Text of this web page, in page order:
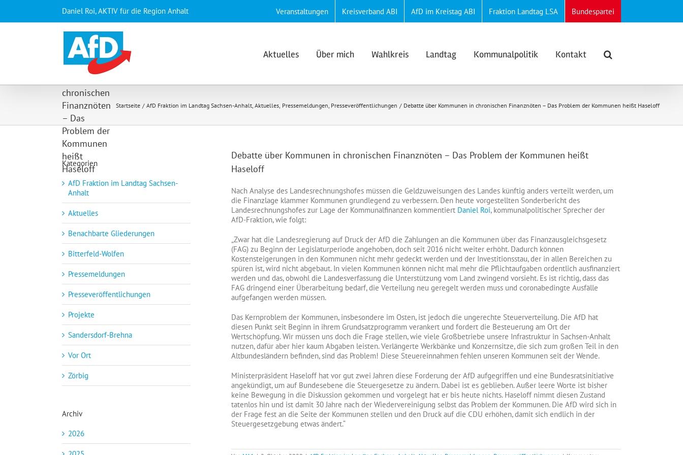
springen
Daniel Roi, AKTIV für die Region Anhalt Veranstaltungen Kreisverband ABI AfD im Kreistag ABI Fraktion Landtag LSA Bundespartei
Aktuelles Über mich Wahlkreis Landtag Kommunalpolitik Kontakt
Debatte
über
Kommunen
chronischen
Finanznöten
– Das
Problem der
Kommunen
heißt
Haseloff
Startseite AfD Fraktion im Landtag Sachsen-Anhalt Aktuelles Pressemeldungen Presseveröffentlichungen Debatte über Kommunen in chronischen Finanznöten – Das Problem der Kommunen heißt Haseloff
Debatte über Kommunen in chronischen Finanznöten – Das Problem der Kommunen heißt
Haseloff
Nach Analyse des Landesrechnungshofes müssen die Geldzuweisungen des Landes künftig anders verteilt werden, um
die Finanzlage klammer Kommunen grundlegend zu verbessern. Den heute vorgestellten Sonderbericht des
Landesrechnungshofes zur Lage der Kommunalfinanzen kommentiert Daniel Roi, kommunalpolitischer Sprecher der
AfD-Fraktion, wie folgt:
„Zwar hat die Landesregierung auf Druck der AfD die Zahlungen an die Kommunen über das Finanzausgleichsgesetz
(FAG) zu Beginn der Legislaturperiode angehoben, doch seit 2016 nicht weiter erhöht. Dadurch können
Kostensteigerungen in den Kommunen nicht mehr gedeckt werden und der Investitionsstau, der in allen Bereichen zu
spüren ist, wird nicht abgebaut. In vielen Kommunen können nicht mal mehr die Pflichtaufgaben ordentlich ausfinanziert
werden und das, obwohl die Landesverfassung die Unterstützung vom Land zwingend vorsieht. Es ist richtig, dass das
FAG dringend einer Überarbeitung bedarf, die Verteilung neu geregelt werden muss und coronabedingte Ausfälle
aufgefangen werden müssen.
Das Kernproblem der Kommunen, insbesondere im Osten, ist jedoch die ungerechte Steuerverteilung. Die AfD hat
diesen Punkt seit Beginn in ihrem Grundsatzprogramm verankert und fordert die Besteuerung am Ort der
Wertschöpfung. Wir müssen uns doch die Frage stellen, wie viele Großbetriebe unsere Infrastruktur in Sachsen-Anhalt
nutzen, dafür aber hier kaum Abgaben leisten. Verlängerte Werkbänke und Konzernsitze, die sich zum großen Teil in den
Altbundesländern befinden, sind das Problem! Diese Steuereinnahmen fehlen unseren Kommunen seit der Wende.
Ministerpräsident Haseloff hat vor gut zwei Jahren diese Forderung der AfD aufgegriffen und eine Bundesratsinitiative
angekündigt, um auf Bundesebene die Steuergesetze zu ändern. Dabei ist es geblieben. Außer leere Worte ist bisher
keine Bewegung in die Diskussion gekommen und vorgelegt hat er bis heute nichts. Haseloff nimmt diesen Zustand
tatenlos hin und ist damit 30 Jahre nach der Wiedervereinigung selbst das Problem der Kommunen. Die AfD wird sich in
der Frage fest an die Seite der Kommunen stellen und den Druck auf die CDU erhöhen, damit sich endlich in der
Steuergesetzgebung etwas ändert.“
Kategorien
AfD Fraktion im Landtag Sachsen-
Anhalt
Aktuelles
Benachbarte Gliederungen
Bitterfeld-Wolfen
Pressemeldungen
Presseveröffentlichungen
Projekte
Sandersdorf-Brehna
Vor Ort
Zörbig
Archiv
2026